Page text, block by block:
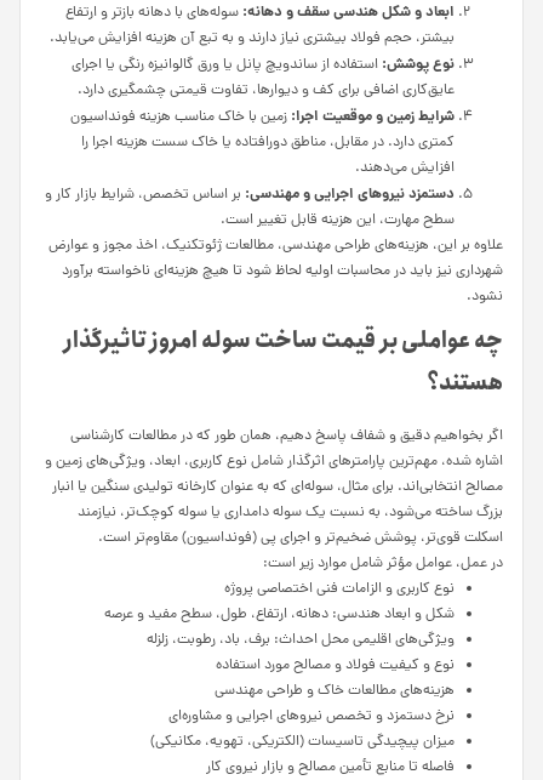
ابعاد و شکل هندسی سقف و دهانه: سوله‌های با دهانه بازتر و ارتفاع
بیشتر، حجم فولاد بیشتری نیاز دارند و به تبع آن هزینه افزایش می‌یابد.
نوع پوشش: استفاده از ساندویچ پانل یا ورق گالوانیزه رنگی یا اجرای
عایق‌کاری اضافی برای کف و دیوارها، تفاوت قیمتی چشمگیری دارد.
شرایط زمین و موقعیت اجرا: زمین با خاک مناسب هزینه فونداسیون
کمتری دارد. در مقابل، مناطق دورافتاده یا خاک سست هزینه اجرا را
افزایش می‌دهند.
دستمزد نیروهای اجرایی و مهندسی: بر اساس تخصص، شرایط بازار کار و
سطح مهارت، این هزینه قابل تغییر است.
علاوه بر این، هزینه‌های طراحی مهندسی، مطالعات ژئوتکنیک، اخذ مجوز و عوارض
شهرداری نیز باید در محاسبات اولیه لحاظ شود تا هیچ هزینه‌ای ناخواسته برآورد
نشود.
چه عواملی بر قیمت ساخت سوله امروز تاثیرگذار
هستند؟
اگر بخواهیم دقیق و شفاف پاسخ دهیم، همان طور که در مطالعات کارشناسی
اشاره شده، مهم‌ترین پارامترهای اثرگذار شامل نوع کاربری، ابعاد، ویژگی‌های زمین و
مصالح انتخابی‌اند. برای مثال، سوله‌ای که به عنوان کارخانه تولیدی سنگین یا انبار
بزرگ ساخته می‌شود، به نسبت یک سوله دامداری یا سوله کوچک‌تر، نیازمند
اسکلت قوی‌تر، پوشش ضخیم‌تر و اجرای پی (فونداسیون) مقاوم‌تر است.
در عمل، عوامل مؤثر شامل موارد زیر است:
نوع کاربری و الزامات فنی اختصاصی پروژه
شکل و ابعاد هندسی: دهانه، ارتفاع، طول، سطح مفید و عرصه
ویژگی‌های اقلیمی محل احداث: برف، باد، رطوبت، زلزله
نوع و کیفیت فولاد و مصالح مورد استفاده
هزینه‌های مطالعات خاک و طراحی مهندسی
نرخ دستمزد و تخصص نیروهای اجرایی و مشاوره‌ای
میزان پیچیدگی تاسیسات (الکتریکی، تهویه، مکانیکی)
فاصله تا منابع تأمین مصالح و بازار نیروی کار